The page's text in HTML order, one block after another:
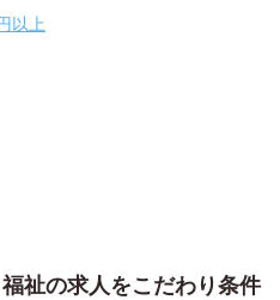
以上
祉の求人をこだわり条件